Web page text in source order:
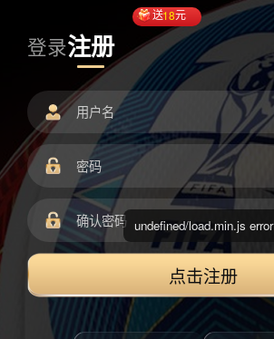
登录注册
送18元
点击注册
undefined/load.min.js error